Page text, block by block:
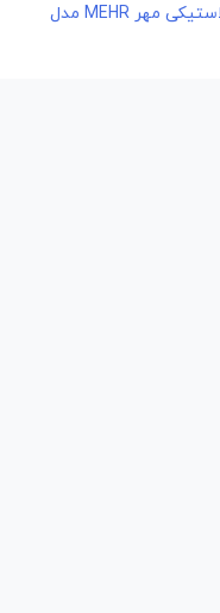
جعبه ابزار و صندلی چهارپایه پلاستیکی مهر MEHR مدل